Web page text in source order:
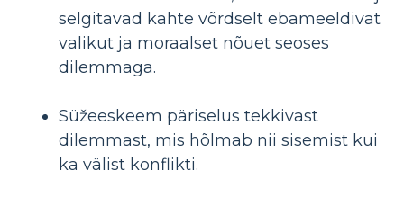
selgitavad kahte võrdselt ebameeldivat
valikut ja moraalset nõuet seoses
dilemmaga.
Süžeeskeem päriselus tekkivast
dilemmast, mis hõlmab nii sisemist kui
ka välist konflikti.